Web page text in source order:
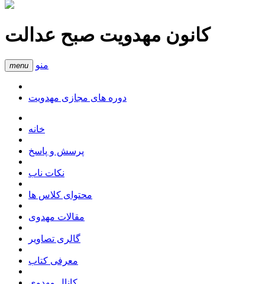
کانون مهدویت صبح عدالت
menu منو
دوره های مجازی مهدویت
خانه
پرسش و پاسخ
نکات ناب
محتوای کلاس ها
مقالات مهدوی
گالری تصاویر
معرفی کتاب